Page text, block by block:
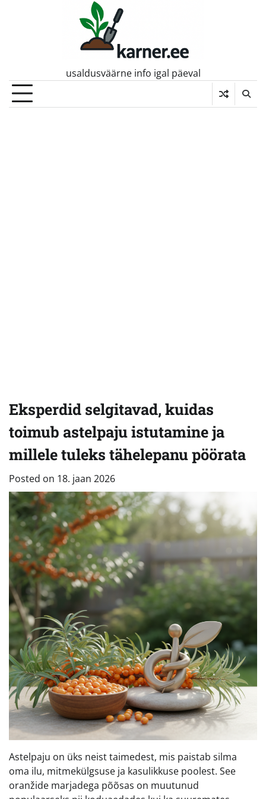
usaldusväärne info igal päeval
Eksperdid selgitavad, kuidas
toimub astelpaju istutamine ja
millele tuleks tähelepanu pöörata
Posted on 18. jaan 2026
Astelpaju on üks neist taimedest, mis paistab silma
oma ilu, mitmekülgsuse ja kasulikkuse poolest. See
oranžide marjadega põõsas on muutunud